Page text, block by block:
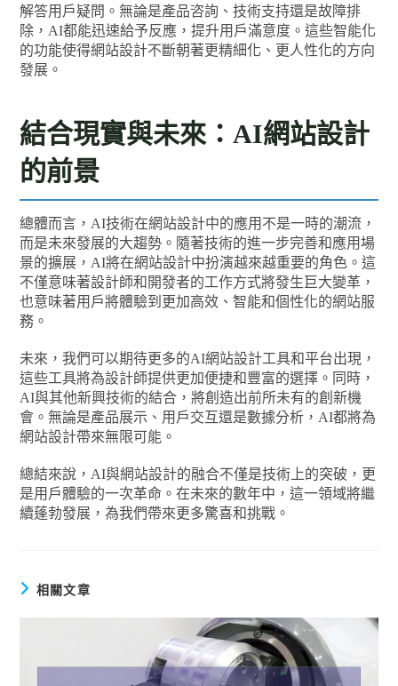
解答用戶疑問。無論是產品咨詢、技術支持還是故障排
除，AI都能迅速給予反應，提升用戶滿意度。這些智能化
的功能使得網站設計不斷朝著更精細化、更人性化的方向
發展。
結合現實與未來：AI網站設計
的前景
總體而言，AI技術在網站設計中的應用不是一時的潮流，
而是未來發展的大趨勢。隨著技術的進一步完善和應用場
景的擴展，AI將在網站設計中扮演越來越重要的角色。這
不僅意味著設計師和開發者的工作方式將發生巨大變革，
也意味著用戶將體驗到更加高效、智能和個性化的網站服
務。
未來，我們可以期待更多的AI網站設計工具和平台出現，
這些工具將為設計師提供更加便捷和豐富的選擇。同時，
AI與其他新興技術的結合，將創造出前所未有的創新機
會。無論是產品展示、用戶交互還是數據分析，AI都將為
網站設計帶來無限可能。
總結來說，AI與網站設計的融合不僅是技術上的突破，更
是用戶體驗的一次革命。在未來的數年中，這一領域將繼
續蓬勃發展，為我們帶來更多驚喜和挑戰。
相關文章